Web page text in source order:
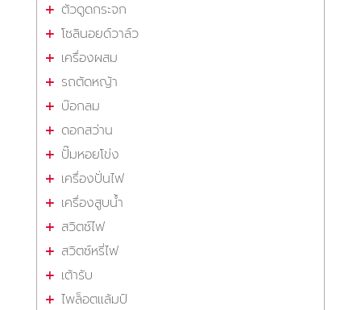
ตัวดูดกระจก
โซลินอยด์วาล์ว
เครื่องผสม
รถตัดหญ้า
บ๊อกลม
ดอกสว่าน
ปั๊มหอยโข่ง
เครื่องปั่นไฟ
เครื่องสูบน้ำ
สวิตซ์ไฟ
สวิตซ์หรี่ไฟ
เต้ารับ
ไพล็อตแล้มป์